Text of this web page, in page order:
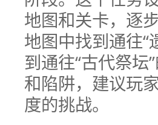
地图和关卡，逐
地图中找到通往“
到通往“古代祭
和陷阱，建议玩
度的挑战。